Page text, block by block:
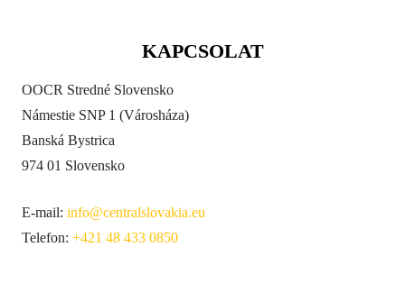
KAPCSOLAT
OOCR Stredné Slovensko
Námestie SNP 1 (Városháza)
Banská Bystrica
974 01 Slovensko
E-mail: info@centralslovakia.eu
Telefon: +421 48 433 0850